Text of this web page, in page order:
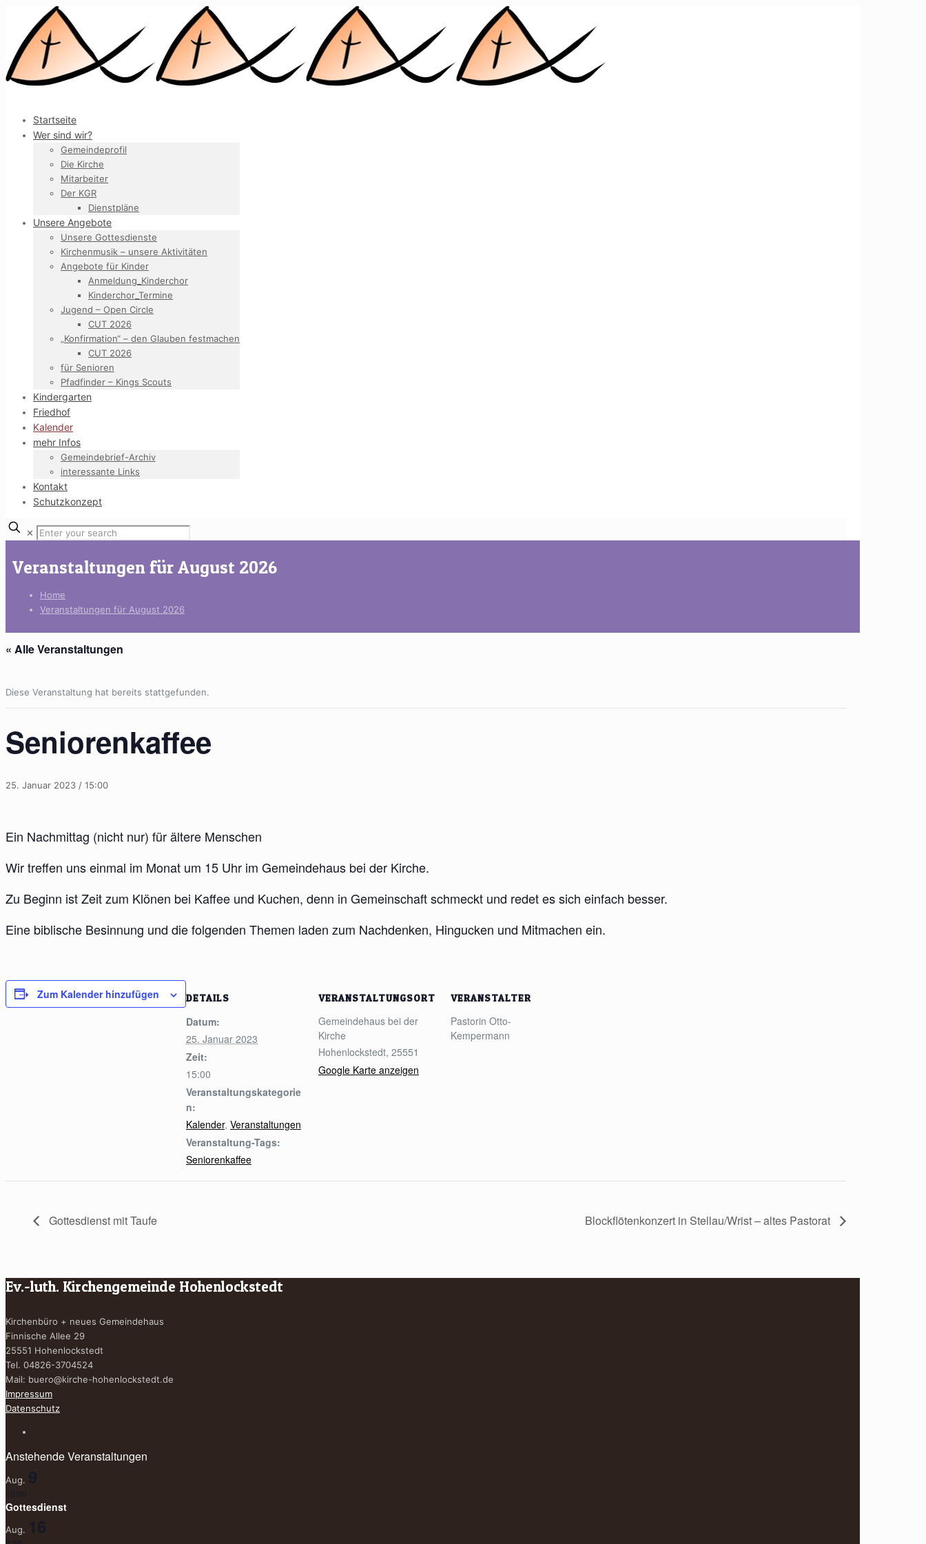
Startseite
Wer sind wir?
Gemeindeprofil
Die Kirche
Mitarbeiter
Der KGR
Dienstpläne
Unsere Angebote
Unsere Gottesdienste
Kirchenmusik – unsere Aktivitäten
Angebote für Kinder
Anmeldung_Kinderchor
Kinderchor_Termine
Jugend – Open Circle
CUT 2026
„Konfirmation“ – den Glauben festmachen
CUT 2026
für Senioren
Pfadfinder – Kings Scouts
Kindergarten
Friedhof
Kalender
mehr Infos
Gemeindebrief-Archiv
interessante Links
Kontakt
Schutzkonzept
✕
Veranstaltungen für August 2026
Home
Veranstaltungen für August 2026
« Alle Veranstaltungen
Diese Veranstaltung hat bereits stattgefunden.
Seniorenkaffee
25. Januar 2023 / 15:00
Ein Nachmittag (nicht nur) für ältere Menschen
Wir treffen uns einmal im Monat um 15 Uhr im Gemeindehaus bei der Kirche.
Zu Beginn ist Zeit zum Klönen bei Kaffee und Kuchen, denn in Gemeinschaft schmeckt und redet es sich einfach besser.
Eine biblische Besinnung und die folgenden Themen laden zum Nachdenken, Hingucken und Mitmachen ein.
Zum Kalender hinzufügen DETAILS
Datum:
25. Januar 2023
Zeit:
15:00
Veranstaltungskategorie
n:
Kalender, Veranstaltungen
Veranstaltung-Tags:
Seniorenkaffee
VERANSTALTUNGSORT
Gemeindehaus bei der
Kirche
Hohenlockstedt, 25551
Google Karte anzeigen
VERANSTALTER
Pastorin Otto-
Kempermann
Gottesdienst mit Taufe Blockflötenkonzert in Stellau/Wrist – altes Pastorat
Ev.-luth. Kirchengemeinde Hohenlockstedt
Kirchenbüro + neues Gemeindehaus
Finnische Allee 29
25551 Hohenlockstedt
Tel. 04826-3704524
Mail: buero@kirche-hohenlockstedt.de
Impressum
Datenschutz
Anstehende Veranstaltungen
Aug. 9
10:00
Gottesdienst
Aug. 16